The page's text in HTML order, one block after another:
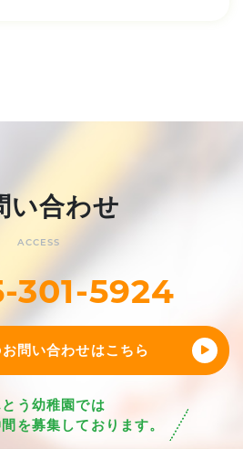
い合わせ
ACCESS
301-5924
問い合わせはこちら
う幼稚園では
を募集しております。